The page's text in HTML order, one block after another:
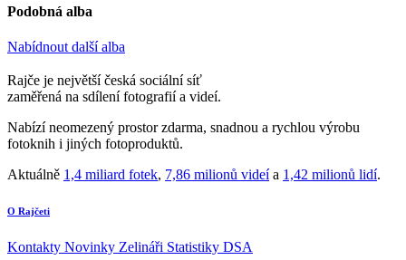
Podobná alba
Nabídnout další alba
Rajče je největší česká sociální síť
zaměřená na sdílení fotografií a videí.
Nabízí neomezený prostor zdarma, snadnou a rychlou výrobu
fotoknih i jiných fotoproduktů.
Aktuálně 1,4 miliard fotek, 7,86 milionů videía 1,42 milionů lidí.
O Rajčeti
Kontakty Novinky Zelináři Statistiky DSA